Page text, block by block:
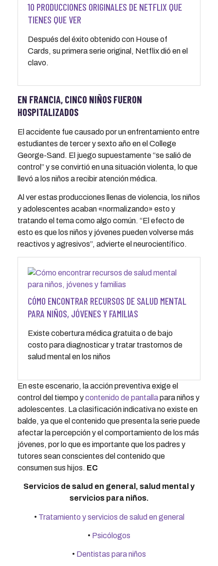
10 PRODUCCIONES ORIGINALES DE NETFLIX QUE
TIENES QUE VER
Después del éxito obtenido con House of
Cards, su primera serie original, Netflix dió en el
clavo.
EN FRANCIA, CINCO NIÑOS FUERON
HOSPITALIZADOS
El accidente fue causado por un enfrentamiento entre
estudiantes de tercer y sexto año en el College
George-Sand. El juego supuestamente “se salió de
control” y se convirtió en una situación violenta, lo que
llevó a los niños a recibir atención médica.
Al ver estas producciones llenas de violencia, los niños
y adolescentes acaban «normalizando» esto y
tratando el tema como algo común. “El efecto de
esto es que los niños y jóvenes pueden volverse más
reactivos y agresivos”, advierte el neurocientífico.
CÓMO ENCONTRAR RECURSOS DE SALUD MENTAL
PARA NIÑOS, JÓVENES Y FAMILIAS
Existe cobertura médica gratuita o de bajo
costo para diagnosticar y tratar trastornos de
salud mental en los niños
En este escenario, la acción preventiva exige el
control del tiempo ycontenido de pantallapara niños y
adolescentes. La clasificación indicativa no existe en
balde, ya que el contenido que presenta la serie puede
afectar la percepción y el comportamiento de los más
jóvenes, por lo que es importante que los padres y
tutores sean conscientes del contenido que
consumen sus hijos. EC
Servicios de salud en general, salud mental y
servicios para niños.
• Tratamiento y servicios de salud en general
• Psicólogos
• Dentistas para niños